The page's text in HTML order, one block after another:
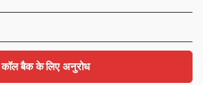
कॉल बैक के लिए अनुरोध